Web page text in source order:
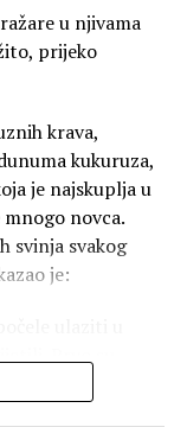
kao uvreda i
njihovi
i
Kodeks
na
do narušavanja
među
u njivama
prijeko
krava,
kukuruza,
je najskuplja u
novca.
svinja svakog
je:
kukuruz pored